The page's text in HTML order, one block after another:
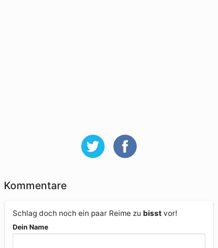
Kommentare
Schlag doch noch ein paar Reime zu bisst vor!
Dein Name